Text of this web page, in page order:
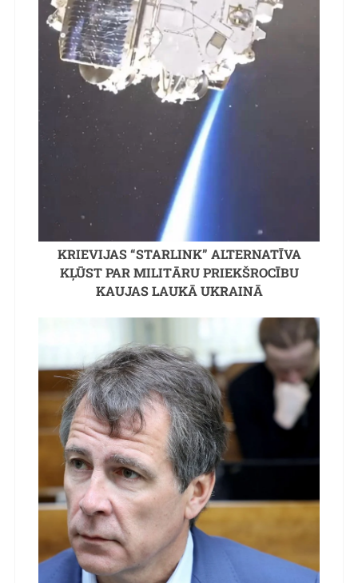
KRIEVIJAS “STARLINK” ALTERNATĪVA
KĻŪST PAR MILITĀRU PRIEKŠROCĪBU
KAUJAS LAUKĀ UKRAINĀ